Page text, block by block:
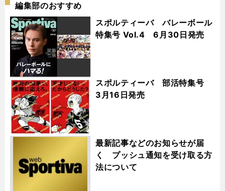
編集部のおすすめ
スポルティーバ バレーボール
特集号 Vol.4 6月30日発売
スポルティーバ 部活特集号
3月16日発売
最新記事などのお知らせが届
く プッシュ通知を受け取る方
法について